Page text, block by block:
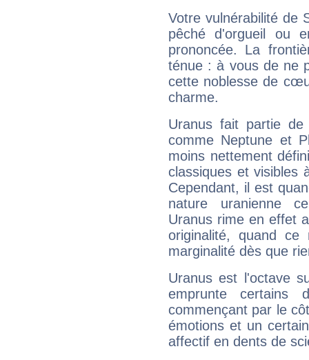
Votre vulnérabilité de
pêché d'orgueil ou
prononcée. La
ténue : à vous de ne
cette noblesse de
charme.
Uranus fait partie
comme Neptune et
moins nettement
classiques et visibles
Cependant, il est
nature uranienne
Uranus rime en effet
originalité, quand ce
marginalité dès que
Uranus est l'octave
emprunte
commençant par le
émotions et un
affectif en dents de